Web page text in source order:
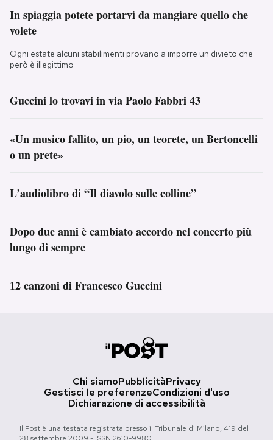
In spiaggia potete portarvi da mangiare quello che
volete
Ogni estate alcuni stabilimenti provano a imporre un divieto che
però è illegittimo
Guccini lo trovavi in via Paolo Fabbri 43
«Un musico fallito, un pio, un teorete, un Bertoncelli
o un prete»
L’audiolibro di “Il diavolo sulle colline”
Dopo due anni è cambiato accordo nel concerto più
lungo di sempre
12 canzoni di Francesco Guccini
Chi siamoPubblicitàPrivacy
Gestisci le preferenzeCondizioni d'uso
Dichiarazione di accessibilità
Il Post è una testata registrata presso il Tribunale di Milano, 419 del
28 settembre 2009 - ISSN 2610-9980